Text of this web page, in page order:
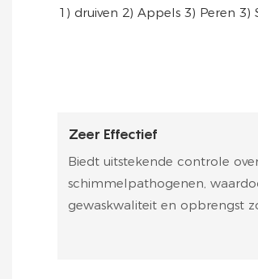
1) druiven 2)Appels 3) Peren 3)
Zeer Effectief
Biedt uitstekende controle
schimmelpathogenen,
gewaskwaliteit en opbrengst